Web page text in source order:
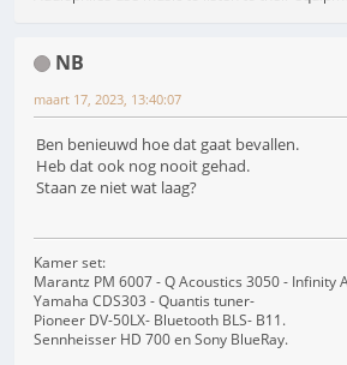
NB
maart 17, 2023, 13:40:07
Ben benieuwd hoe dat gaat bevallen.
Heb dat ook nog nooit gehad.
Staan ze niet wat laag?
Kamer set:
Marantz PM 6007 - Q Acoustics 3050 - Infinity
Yamaha CDS303 - Quantis tuner-
Pioneer DV-50LX- Bluetooth BLS- B11.
Sennheisser HD 700 en Sony BlueRay.